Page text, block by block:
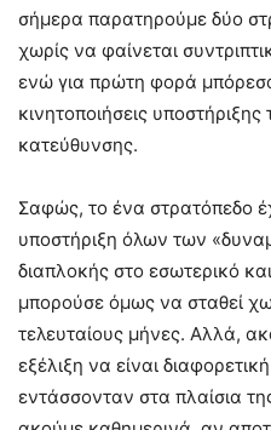
σήμερα παρατηρούμε δύο
χωρίς να φαίνεται
ενώ για πρώτη φορά
κινητοποιήσεις
κατεύθυνσης.
Σαφώς, το ένα στρατόπεδο
υποστήριξη όλων των
διαπλοκής στο εσωτερικό
μπορούσε όμως να σταθεί
τελευταίους μήνες. Αλλά,
εξέλιξη να είναι
εντάσσονταν στα πλαίσια